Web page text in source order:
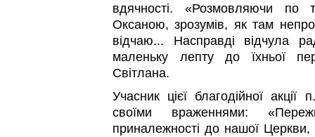
вдячності. «Розмовляючи по
Оксаною, зрозумів, як там
відчаю... Насправді відчула
маленьку лепту до їхньої
Світлана.
Учасник цієї благодійної
своїми враженнями:
приналежності до нашої